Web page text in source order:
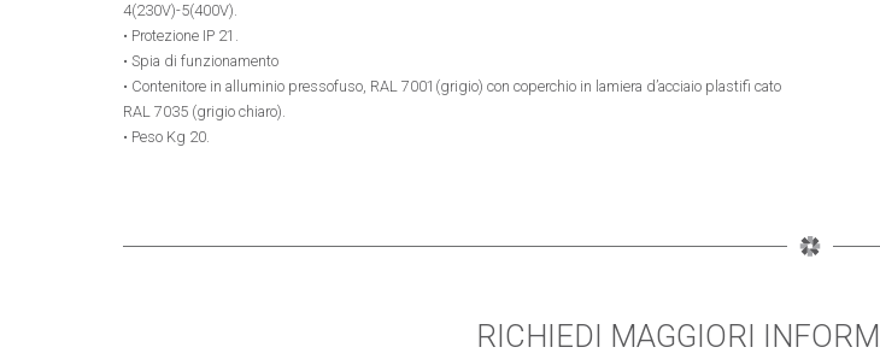
4(230V)-5(400V).
• Protezione IP 21.
• Spia di funzionamento
• Contenitore in alluminio pressofuso, RAL 7001(grigio) con coperchio in lamiera d’acciaio plastifi cato
RAL 7035 (grigio chiaro).
• Peso Kg 20.
RICHIEDI MAGGIORI